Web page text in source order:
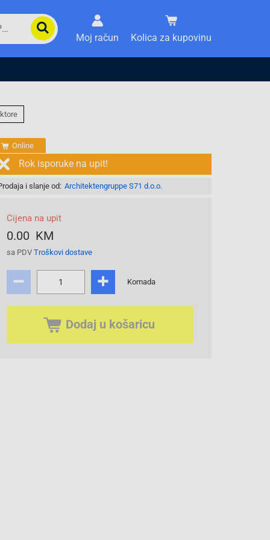
Moj račun Kolica za kupovinu
Online
Rok isporuke na upit!
i slanje od: Architektengruppe S71 d.o.o.
Cijena na upit
0.00 KM
sa PDV Troškovi dostave
Komada
Dodaj u košaricu